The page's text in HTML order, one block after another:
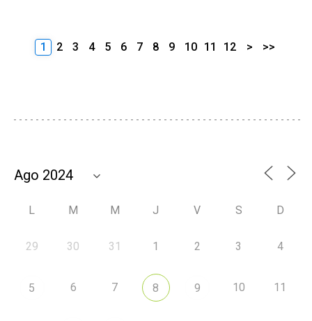
1 2 3 4 5 6 7 8 9 10 11 12 > >>
L M M J V S D
29 30 31 1 2 3 4
5 6 7 8 9 10 11